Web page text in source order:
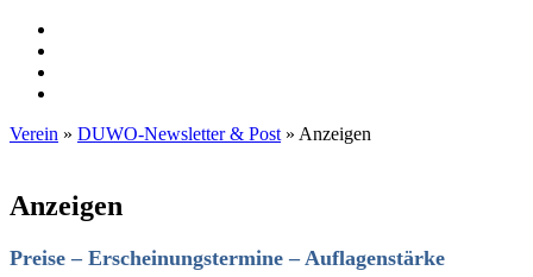
Verein » DUWO-Newsletter & Post » Anzeigen
Anzeigen
Preise – Erscheinungstermine – Auflagenstärke